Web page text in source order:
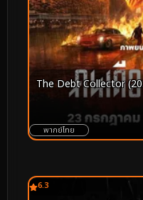
The Debt Collector
พากย์ไทย
6.3